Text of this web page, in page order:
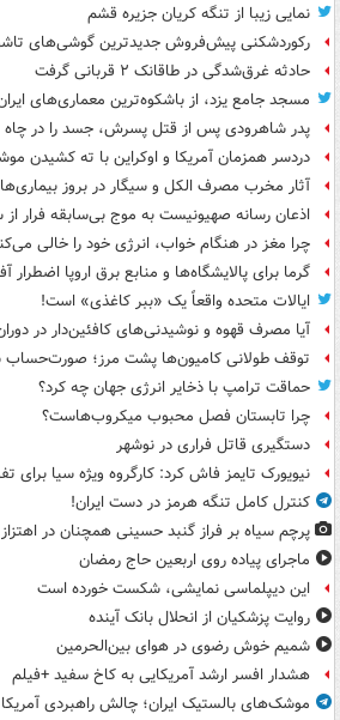
نمایی زیبا از تنگه کریان جزیره قشم
رکوردشکنی پیش‌فروش جدیدترین گوشی‌های
حادثه غرق‌شدگی در طاقانک ۲ قربانی گرفت
مسجد جامع یزد، از باشکوه‌ترین معماری‌های
پدر شاهرودی پس از قتل پسرش، جسد را در
دردسر همزمان آمریکا و اوکراین با ته کشیدن
آثار مخرب مصرف الکل و سیگار در بروز بیماری‌ها
اذعان رسانه صهیونیست به موج بی‌سابقه فرار
چرا مغز در هنگام خواب، انرژی خود را خالی
گرما برای پالایشگاه‌ها و منابع برق اروپا اضطرار
ایالات متحده واقعاً یک «ببر کاغذی» است!
آیا مصرف قهوه و نوشیدنی‌های کافئین‌دار در
توقف طولانی کامیون‌ها پشت مرز؛ صورت‌حساب
حماقت ترامپ با ذخایر انرژی جهان چه کرد؟
چرا تابستان فصل محبوب میکروب‌هاست؟
دستگیری قاتل فراری در نوشهر
نیویورک تایمز فاش کرد: کارگروه ویژه سیا برای
کنترل کامل تنگه هرمز در دست ایران!
پرچم سیاه بر فراز گنبد حسینی همچنان در
ماجرای پیاده روی اربعین حاج رمضان
این دیپلماسی نمایشی، شکست خورده است
روایت پزشکیان از انحلال بانک آینده
شمیم خوش رضوی در هوای بین‌الحرمین
هشدار افسر ارشد آمریکایی به کاخ سفید +فیلم
موشک‌های بالستیک ایران؛ چالش راهبردی آمریکا